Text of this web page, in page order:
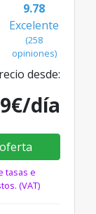
9.78
Excelente
(258
opiniones)
desde:
día
tasas e
(VAT)